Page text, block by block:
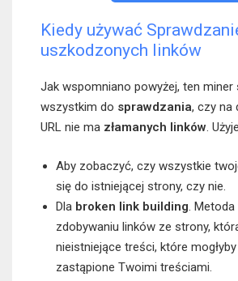
Kiedy używać
uszkodzonych linków
Jak wspomniano powyżej, ten miner
wszystkim do sprawdzania, czy na
URL nie ma złamanych linków.
Aby zobaczyć, czy wszystkie
się do istniejącej strony, czy nie.
Dla broken link building.
zdobywaniu linków ze strony,
nieistniejące treści, które
zastąpione Twoimi treściami.